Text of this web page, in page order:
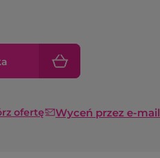
ofertę Wyceń przez e-mail